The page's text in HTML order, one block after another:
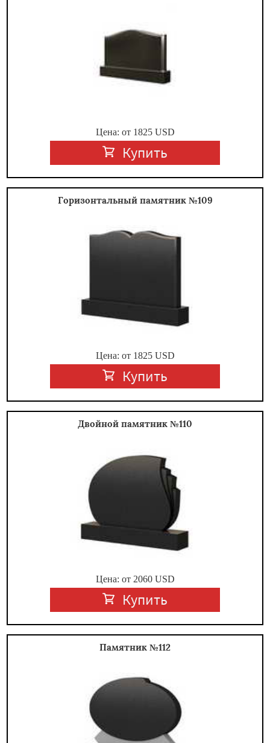
Цена: от 1825USD
Купить
Горизонтальный памятник №109
Цена: от 1825USD
Купить
Двойной памятник №110
Цена: от 2060USD
Купить
Памятник №112